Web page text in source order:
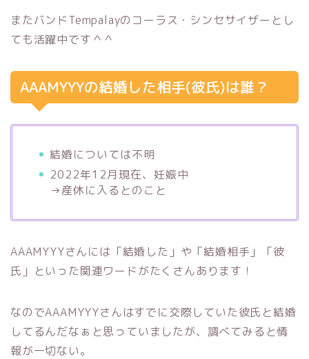
またバンドTempalayのコーラス・シンセサイザーとし
ても活躍中です＾＾
AAAMYYYの結婚した相手(彼氏)は誰？
結婚については不明
2022年12月現在、妊娠中
→産休に入るとのこと
AAAMYYYさんには「結婚した」や「結婚相手」「彼
氏」といった関連ワードがたくさんあります！
なのでAAAMYYYさんはすでに交際していた彼氏と結婚
してるんだなぁと思っていましたが、調べてみると情
報が一切ない。